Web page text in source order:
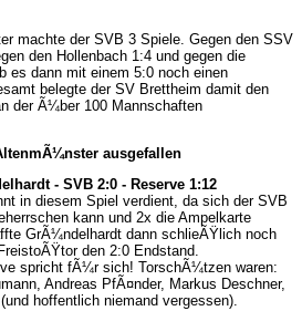
machte der SVB 3 Spiele. Gegen den SSV
den Hollenbach 1:4 und gegen die
es dann mit einem 5:0 noch einen
belegte der SV Brettheim damit den
der Ã¼ber 100 Mannschaften
ausgefallen
- SVB 2:0 - Reserve 1:12
in diesem Spiel verdient, da sich der SVB
kann und 2x die Ampelkarte
GrÃ¼ndelhardt dann schlieÃŸlich noch
den 2:0 Endstand.
spricht fÃ¼r sich! TorschÃ¼tzen waren:
Andreas PfÃ¤nder, Markus Deschner,
hoffentlich niemand vergessen).